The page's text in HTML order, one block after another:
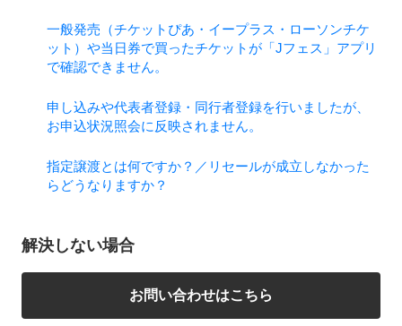
一般発売（チケットぴあ・イープラス・ローソンチケ
ット）や当日券で買ったチケットが「Jフェス」アプリ
で確認できません。
申し込みや代表者登録・同行者登録を行いましたが、
お申込状況照会に反映されません。
指定譲渡とは何ですか？／リセールが成立しなかった
らどうなりますか？
解決しない場合
お問い合わせはこちら